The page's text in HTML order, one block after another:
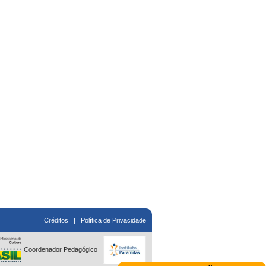
Créditos | Política de Privacidade
Coordenador Pedagógico